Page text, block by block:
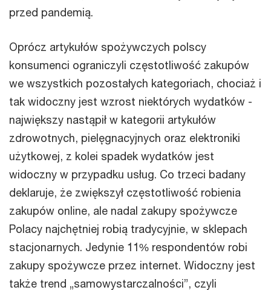
przed pandemią.
Oprócz artykułów spożywczych polscy
konsumenci ograniczyli częstotliwość zakupów
we wszystkich pozostałych kategoriach, chociaż i
tak widoczny jest wzrost niektórych wydatków -
największy nastąpił w kategorii artykułów
zdrowotnych, pielęgnacyjnych oraz elektroniki
użytkowej, z kolei spadek wydatków jest
widoczny w przypadku usług. Co trzeci badany
deklaruje, że zwiększył częstotliwość robienia
zakupów online, ale nadal zakupy spożywcze
Polacy najchętniej robią tradycyjnie, w sklepach
stacjonarnych. Jedynie 11% respondentów robi
zakupy spożywcze przez internet. Widoczny jest
także trend „samowystarczalności”, czyli